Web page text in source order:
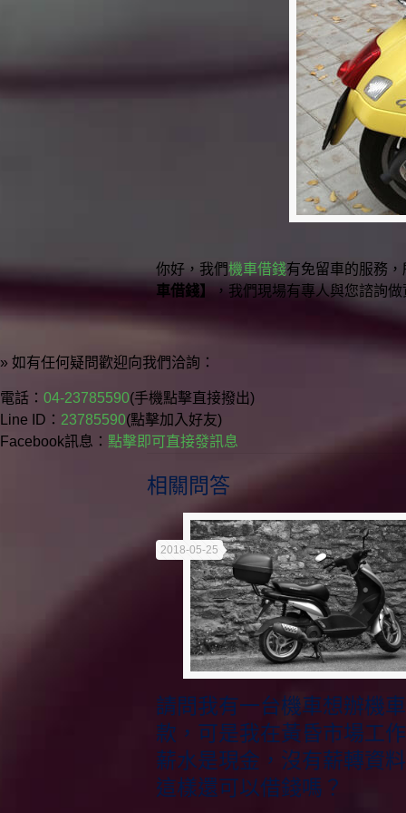
你好，我們機車借錢有免留車的服務
車借錢】
，我們現場有專人與您諮詢
» 如有任何疑問歡迎向我們洽詢：
電話： 04-23785590(手機點擊直接撥出)
Line ID： 23785590(點擊加入好友)
Facebook訊息： 點擊即可直接發訊息
相關問答
2018-05-25
請問我有一台機車想辦機
款，可是我在黃昏市場工
薪水是現金，沒有薪轉資
這樣還可以借錢嗎？